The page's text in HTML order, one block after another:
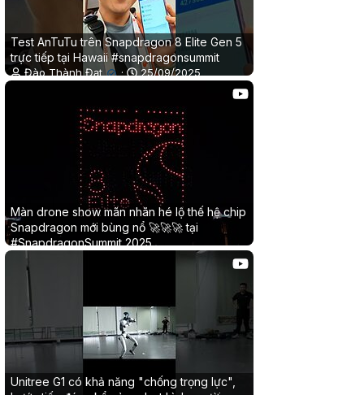
Test AnTuTu trên Snapdragon 8 Elite Gen 5
trực tiếp tại Hawaii #snapdragonsummit
Đào Thành Đạt ✔
25/09/2025
Màn drone show mãn nhãn hé lộ thế hệ chip
Snapdragon mới bùng nổ 🚀🚀🚀 tại
#SnapdragonSummit 2025
Đào Thành Đạt
24/09/2025
0
Unitree G1 có khả năng "chống trọng lực",